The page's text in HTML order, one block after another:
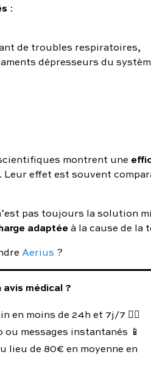
:
de troubles respiratoires,
dépresseurs du
montrent une
effet est souvent
pas toujours la solution
adaptéeà la cause de la
Aerius ?
avis médical ?
en moins de 24h et 7j/7 👨‍⚕️
messages instantanés 📱
lieu de 80€ en moyenne en